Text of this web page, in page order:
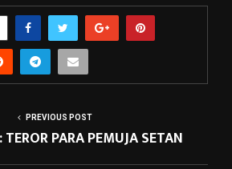
PREVIOUS POST
PARA PEMUJA SETAN